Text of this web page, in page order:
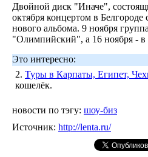
Двойной диск "Иначе",
октября концертом в
нового альбома. 9 ноября
"Олимпийский", а 16 ноября -
Это интересно:
2. Туры в Карпаты, Египет,
кошелёк.
новости по тэгу: шоу-биз
Источник: http://lenta.ru/